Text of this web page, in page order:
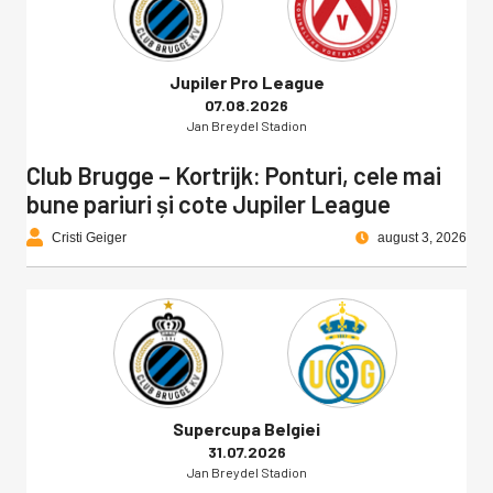
Jupiler Pro League
07.08.2026
Jan Breydel Stadion
Club Brugge – Kortrijk: Ponturi, cele mai
bune pariuri și cote Jupiler League
Cristi Geiger august 3, 2026
Supercupa Belgiei
31.07.2026
Jan Breydel Stadion